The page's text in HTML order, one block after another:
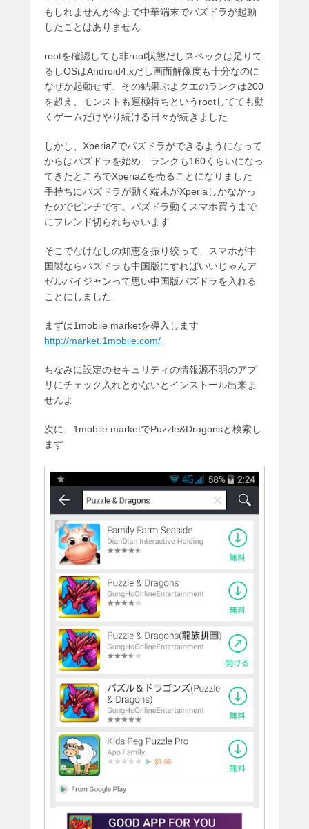
もしれませんが今まで中華端末でパズドラが起動
したことはありません
rootを確認しても非root状態だしスペックは足りて
るしOSはAndroid4.xだし画面解像度も十分なのに
なぜか起動せず、その結果ぷよクエのランクは200
を超え、モンストも運極持ちというrootしてても動
くゲームだけやり続ける日々が続きました
しかし、XperiaZでパズドラができるようになって
からはパズドラを始め、ランクも160くらいになっ
てきたところでXperiaZを売ることになりました
手持ちにパズドラが動く端末がXperiaしかなかっ
たのでピンチです。パズドラ動くスマホ買うまで
にフレンド切られちゃいます
そこでなけなしの知恵を振り絞って、スマホが中
国製ならパズドラも中国版にすればいいじゃんア
ゼルバイジャンって思い中国版パズドラを入れる
ことにしました
まずは1mobile marketを導入します
http://market.1mobile.com/
ちなみに設定のセキュリティの情報源不明のアプ
リにチェック入れとかないとインストール出来ま
せんよ
次に、1mobile marketでPuzzle&Dragonsと検索し
ます